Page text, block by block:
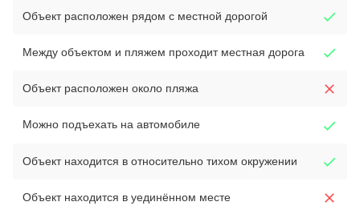
Объект расположен рядом с местной дорогой
Между объектом и пляжем проходит местная дорога
Объект расположен около пляжа
Можно подъехать на автомобиле
Объект находится в относительно тихом окружении
Объект находится в уединённом месте